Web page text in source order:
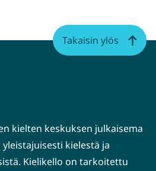
kielten keskuksen julkaisema
kielestä ja
Kielikello on tarkoitettu
Takaisin ylös